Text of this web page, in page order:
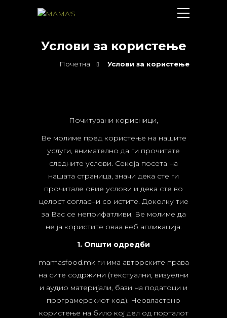
Услови за користење
Почетна Услови за користење
Почитувани корисници,
Ве молиме пред користење на нашите
услуги, внимателно да ги прочитате
следните услови. Секоја посета на
нашата страница, значи дека сте ги
прочитале овие услови и дека сте во
целост согласни со истите. Доколку тие
за Вас се неприфатливи, Ве молиме да
не ја користите оваа веб апликација.
1. Општи одредби
mamasfood.mk ги има авторските права
на сите содржини (текстуални, визуелни
и аудио материјали, бази на податоци и
програмерскиот код). Неовластено
користење на било кој дел од порталот